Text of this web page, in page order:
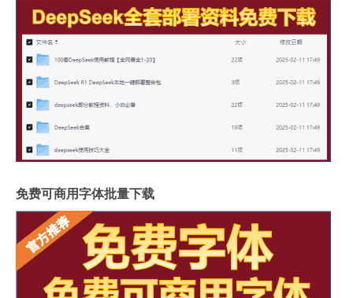
免费可商用字体批量下载